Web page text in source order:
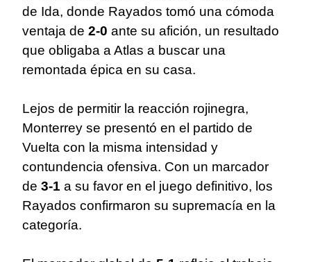
de Ida, donde Rayados tomó una cómoda
ventaja de 2-0 ante su afición, un resultado
que obligaba a Atlas a buscar una
remontada épica en su casa.
Lejos de permitir la reacción rojinegra,
Monterrey se presentó en el partido de
Vuelta con la misma intensidad y
contundencia ofensiva. Con un marcador
de 3-1 a su favor en el juego definitivo, los
Rayados confirmaron su supremacía en la
categoría.